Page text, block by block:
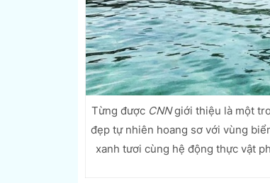
Từng được CNNgiới thiệu là một
đẹp tự nhiên hoang sơ với vùng
xanh tươi cùng hệ động thực vật